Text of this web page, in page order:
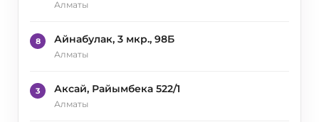
Алматы
8 Айнабулак, 3 мкр., 98Б
Алматы
3 Аксай, Райымбека 522/1
Алматы